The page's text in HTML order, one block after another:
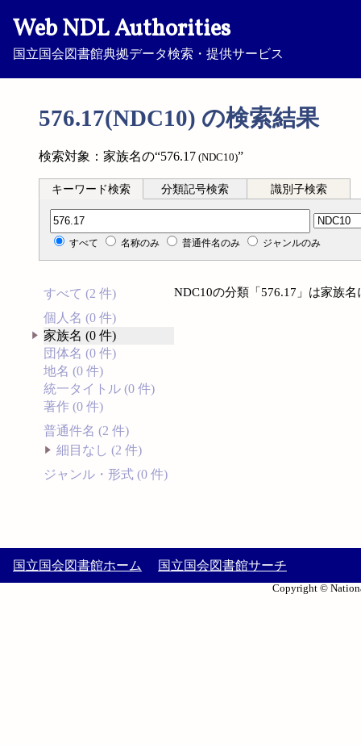
Web NDL Authorities
国立国会図書館典拠データ検索・提供サービス
576.17(NDC10) の検索結果
検索対象：家族名の“576.17 (NDC10)”
キーワード検索 分類記号検索 識別子検索
分類記号検索
すべて 名称のみ 普通件名のみ ジャンルのみ
すべて (2 件)
個人名 (0 件)
家族名 (0 件)
団体名 (0 件)
地名 (0 件)
統一タイトル (0 件)
著作 (0 件)
普通件名 (2 件)
細目なし (2 件)
ジャンル・形式 (0 件)
NDC10の分類「576.17」は家族
国立国会図書館ホーム 国立国会図書館サーチ
Copyright ©